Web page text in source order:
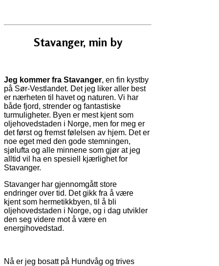
Stavanger, min by
Jeg kommer fra Stavanger, en fin kystby
på Sør-Vestlandet. Det jeg liker aller best
er nærheten til havet og naturen. Vi har
både fjord, strender og fantastiske
turmuligheter. Byen er mest kjent som
oljehovedstaden i Norge, men for meg er
det først og fremst følelsen av hjem. Det er
noe eget med den gode stemningen,
sjølufta og alle minnene som gjør at jeg
alltid vil ha en spesiell kjærlighet for
Stavanger.
Stavanger har gjennomgått store
endringer over tid. Det gikk fra å være
kjent som hermetikkbyen, til å bli
oljehovedstaden i Norge, og i dag utvikler
den seg videre mot å være en
energihovedstad.
Nå er jeg bosatt på Hundvåg og trives